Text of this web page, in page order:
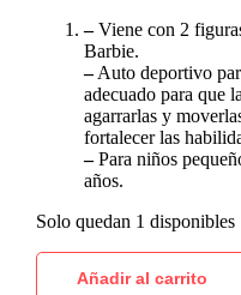
–Viene con 2
Barbie.
–Auto deportivo
adecuado para que
agarrarlas y
fortalecer las
–Para niños
años.
Solo quedan 1 disponibles
Añadir al carrito